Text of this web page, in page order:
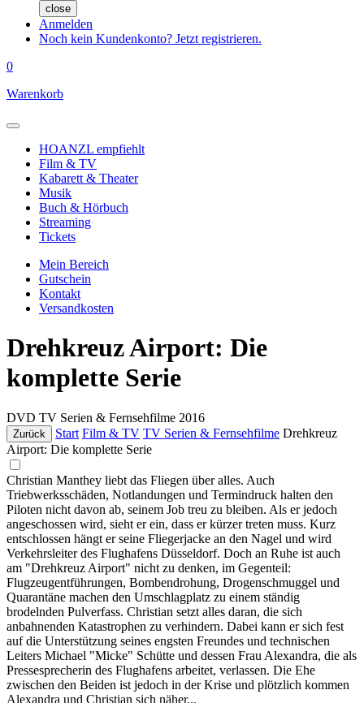
close
Anmelden
Noch kein Kundenkonto? Jetzt registrieren.
0
Warenkorb
HOANZL empfiehlt
Film & TV
Kabarett & Theater
Musik
Buch & Hörbuch
Streaming
Tickets
Mein Bereich
Gutschein
Kontakt
Versandkosten
Drehkreuz Airport: Die
komplette Serie
DVD TV Serien & Fernsehfilme 2016
Zurück Start Film & TV TV Serien & Fernsehfilme Drehkreuz
Airport: Die komplette Serie
Christian Manthey liebt das Fliegen über alles. Auch
Triebwerksschäden, Notlandungen und Termindruck halten den
Piloten nicht davon ab, seinem Job treu zu bleiben. Als er jedoch
angeschossen wird, sieht er ein, dass er kürzer treten muss. Kurz
entschlossen hängt er seine Fliegerjacke an den Nagel und wird
Verkehrsleiter des Flughafens Düsseldorf. Doch an Ruhe ist auch
am "Drehkreuz Airport" nicht zu denken, im Gegenteil:
Flugzeugentführungen, Bombendrohung, Drogenschmuggel und
Quarantäne machen den Umschlagplatz zu einem ständig
brodelnden Pulverfass. Christian setzt alles daran, die sich
anbahnenden Katastrophen zu verhindern. Dabei kann er sich fest
auf die Unterstützung seines engsten Freundes und technischen
Leiters Michael "Micke" Schütte und dessen Frau Alexandra, die als
Pressesprecherin des Flughafens arbeitet, verlassen. Die Ehe
zwischen den Beiden ist jedoch in der Krise und plötzlich kommen
Alexandra und Christian sich näher...